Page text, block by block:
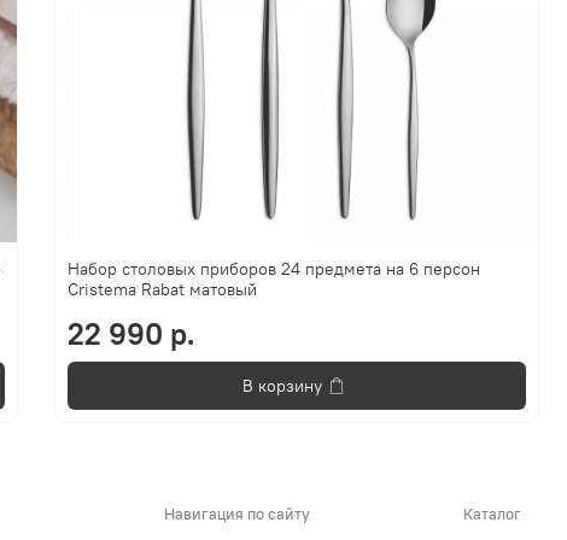
Набор столовых приборов 24 предмета на 6 персон
Cristema Rabat матовый
22 990 р.
В корзину
Навигация по сайту Каталог